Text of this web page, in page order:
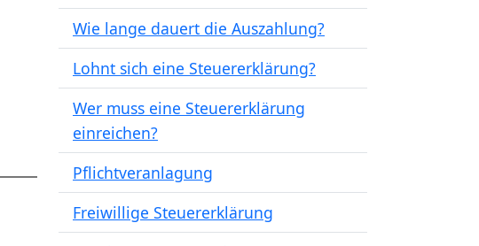
Wie lange dauert die Auszahlung?
Lohnt sich eine Steuererklärung?
Wer muss eine Steuererklärung
einreichen?
Pflichtveranlagung
Freiwillige Steuererklärung